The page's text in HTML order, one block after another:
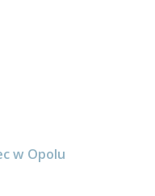
w Opolu